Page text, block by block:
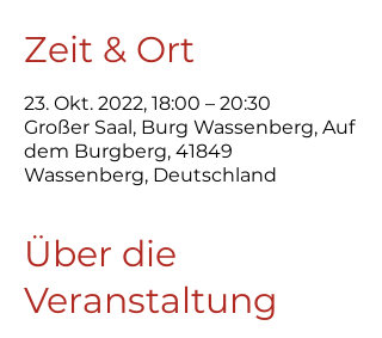
Zeit & Ort
23. Okt. 2022, 18:00 – 20:30
Großer Saal, Burg Wassenberg, Auf
dem Burgberg, 41849
Wassenberg, Deutschland
Über die
Veranstaltung